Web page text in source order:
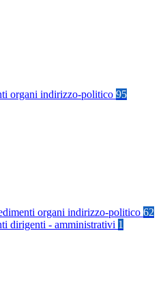
organi indirizzo-politico 95
organi indirizzo-politico 62
dirigenti - amministrativi 1